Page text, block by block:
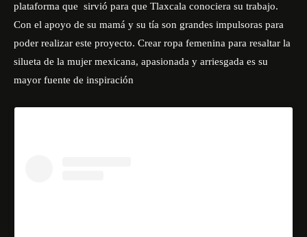
plataforma que sirvió para que Tlaxcala conociera su trabajo.
Con el apoyo de su mamá y su tía son grandes impulsoras para
poder realizar este proyecto. Crear ropa femenina para resaltar la
silueta de la mujer mexicana, apasionada y arriesgada es su
mayor fuente de inspiración